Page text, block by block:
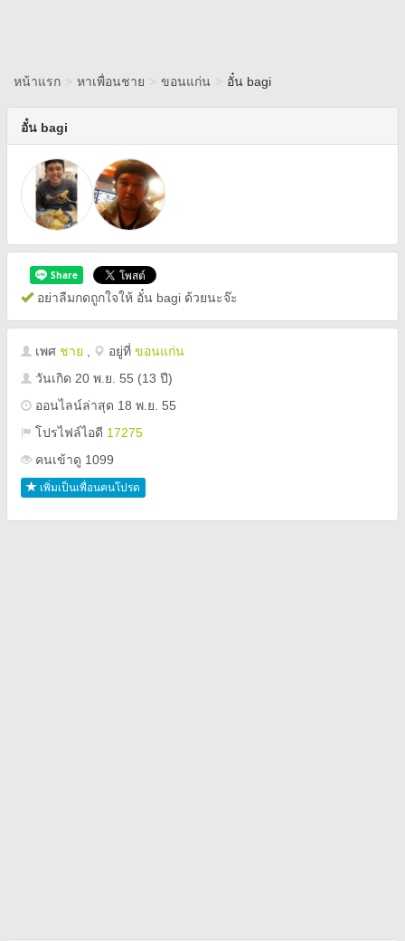
หน้าแรก > หาเพื่อนชาย > ขอนแก่น > อั๋น bagi
อั๋น bagi
อย่าลืมกดถูกใจให้ อั๋น bagi ด้วยนะจ๊ะ
เพศ ชาย อยู่ที่ ขอนแก่น
วันเกิด 20 พ.ย. 55 (13 ปี)
ออนไลน์ล่าสุด 18 พ.ย. 55
โปรไฟล์ไอดี 17275
คนเข้าดู 1099
เพิ่มเป็นเพื่อนคนโปรด